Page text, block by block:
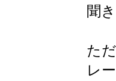
聞
た
レ